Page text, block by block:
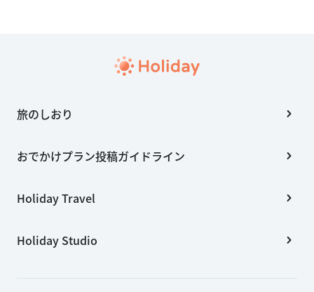
旅のしおり
おでかけプラン投稿ガイドライン
Holiday Travel
Holiday Studio